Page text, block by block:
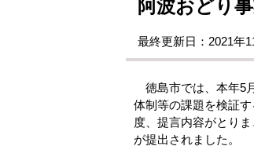
阿波おどり
最終更新日：2021年
徳島市では、本年5
体制等の課題を検証
度、提言内容がとり
が提出されました。